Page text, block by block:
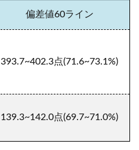
偏差値60ライン
393.7~402.3点(71.6~73.1%)
139.3~142.0点(69.7~71.0%)